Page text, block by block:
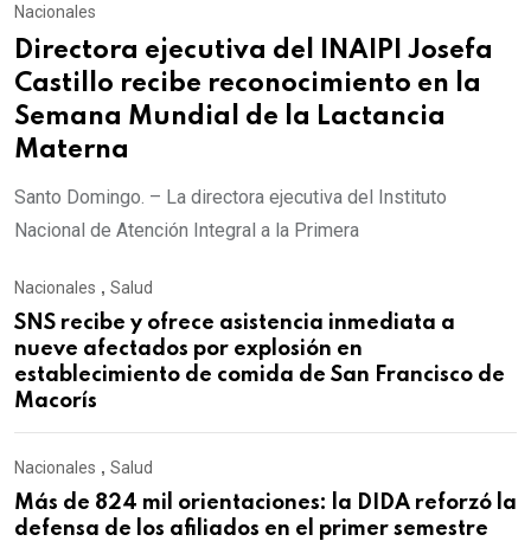
Nacionales
Directora ejecutiva del INAIPI Josefa
Castillo recibe reconocimiento en la
Semana Mundial de la Lactancia
Materna
Santo Domingo. – La directora ejecutiva del Instituto
Nacional de Atención Integral a la Primera
Nacionales , Salud
SNS recibe y ofrece asistencia inmediata a
nueve afectados por explosión en
establecimiento de comida de San Francisco de
Macorís
Nacionales , Salud
Más de 824 mil orientaciones: la DIDA reforzó la
defensa de los afiliados en el primer semestre